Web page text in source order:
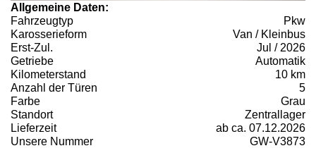
Allgemeine Daten:
Fahrzeugtyp
Pkw
Karosserieform
Van / Kleinbus
Erst-Zul.
Jul / 2026
Getriebe
Automatik
Kilometerstand
10 km
Anzahl der Türen
5
Farbe
Grau
Standort
Zentrallager
Lieferzeit
ab ca. 07.12.2026
Unsere Nummer
GW-V3873